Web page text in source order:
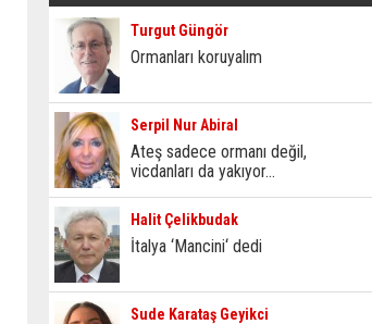
Turgut Güngör
Ormanları koruyalım
Serpil Nur Abiral
Ateş sadece ormanı değil,
vicdanları da yakıyor...
Halit Çelikbudak
İtalya ‘Mancini‘ dedi
Sude Karataş Geyikci